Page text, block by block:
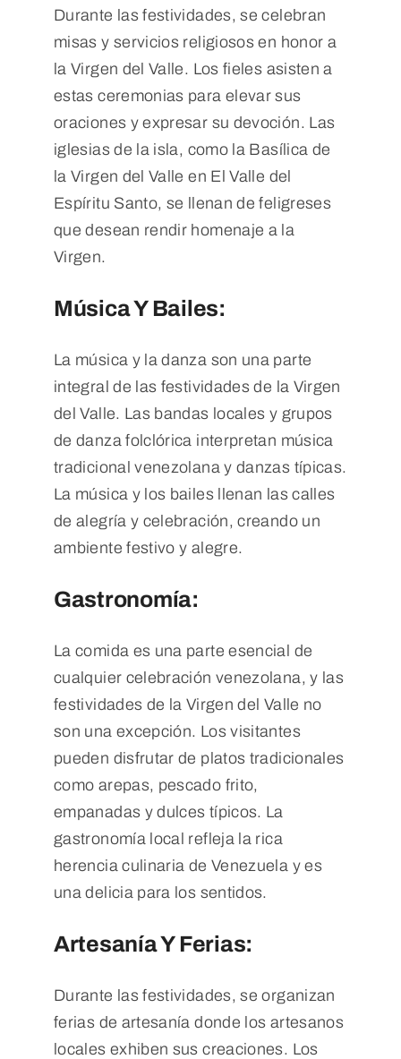
Durante las festividades, se celebran
misas y servicios religiosos en honor a
la Virgen del Valle. Los fieles asisten a
estas ceremonias para elevar sus
oraciones y expresar su devoción. Las
iglesias de la isla, como la Basílica de
la Virgen del Valle en El Valle del
Espíritu Santo, se llenan de feligreses
que desean rendir homenaje a la
Virgen.
Música Y Bailes:
La música y la danza son una parte
integral de las festividades de la Virgen
del Valle. Las bandas locales y grupos
de danza folclórica interpretan música
tradicional venezolana y danzas típicas.
La música y los bailes llenan las calles
de alegría y celebración, creando un
ambiente festivo y alegre.
Gastronomía:
La comida es una parte esencial de
cualquier celebración venezolana, y las
festividades de la Virgen del Valle no
son una excepción. Los visitantes
pueden disfrutar de platos tradicionales
como arepas, pescado frito,
empanadas y dulces típicos. La
gastronomía local refleja la rica
herencia culinaria de Venezuela y es
una delicia para los sentidos.
Artesanía Y Ferias:
Durante las festividades, se organizan
ferias de artesanía donde los artesanos
locales exhiben sus creaciones. Los